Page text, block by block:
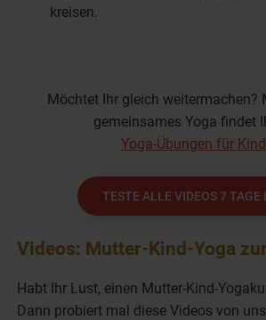
kreisen.
Möchtet Ihr gleich weitermachen?
gemeinsames Yoga findet
Yoga-Übungen für
TESTE ALLE VIDEOS 7 TAGE
Videos: Mutter-Kind-Yoga
Habt Ihr Lust, einen Mutter-Kind-
Dann probiert mal diese Videos von